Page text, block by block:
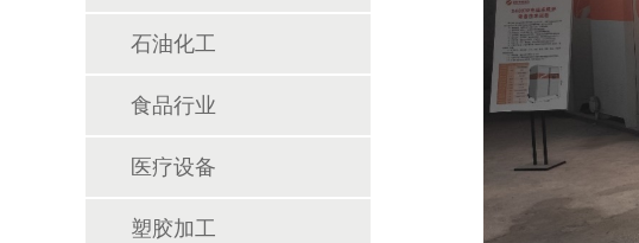
石油化工
食品行业
医疗设备
塑胶加工